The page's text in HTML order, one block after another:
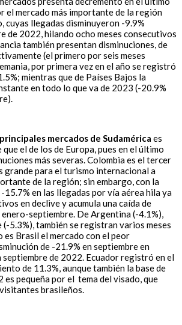
el mercado más importante de la región
cuyas llegadas disminuyeron -9.9%
de 2022, hilando ocho meses consecutivos
también presentan disminuciones, de
(el primero por seis meses
por primera vez en el año se registró
mientras que de Países Bajos la
en todo lo que va de 2023 (-20.9%
principales mercados de Sudamérica es
el de los de Europa, pues en el último
más severas. Colombia es el tercer
grande para el turismo internacional a
de la región; sin embargo, con la
15.7% en las llegadas por vía aérea hila ya
en declive y acumula una caída de
septiembre. De Argentina (-4.1%),
(-5.3%), también se registran varios meses
es Brasil el mercado con el peor
de -21.9% en septiembre en
septiembre de 2022. Ecuador registró en el
de 11.3%, aunque también la base de
es pequeña por el tema del visado, que
brasileños.